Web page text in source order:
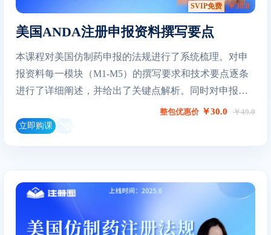
SVIP免费 ￥30.0
美国ANDA注册申报资料撰写要点
本课程对美国仿制药申报的法规进行了系统梳理。对申
报资料每一模块（M1-M5）的撰写要求和技术要点逐条
进行了详细阐述，并给出了关键点解析。同时对申报资
料撰写的内在逻辑和思路进行了总结。整包优惠价 ￥30.0
￥49.0
立即购课